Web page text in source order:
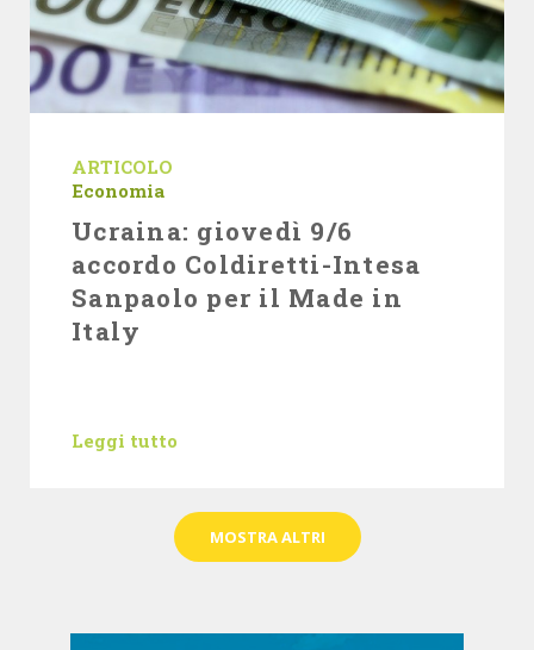
ARTICOLO
Economia
Ucraina: giovedì 9/6
accordo Coldiretti-Intesa
Sanpaolo per il Made in
Italy
Leggi tutto
MOSTRA ALTRI